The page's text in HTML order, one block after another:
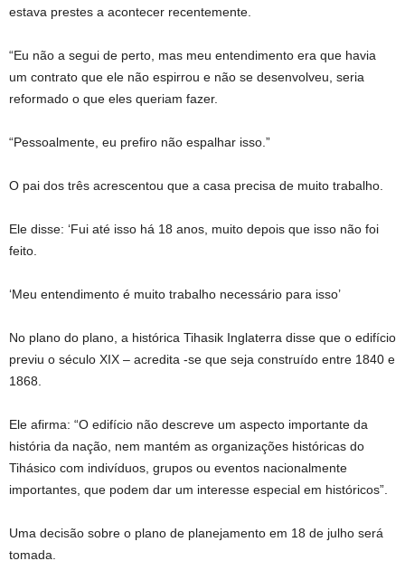
estava prestes a acontecer recentemente.
“Eu não a segui de perto, mas meu entendimento era que havia
um contrato que ele não espirrou e não se desenvolveu, seria
reformado o que eles queriam fazer.
“Pessoalmente, eu prefiro não espalhar isso.”
O pai dos três acrescentou que a casa precisa de muito trabalho.
Ele disse: ‘Fui até isso há 18 anos, muito depois que isso não foi
feito.
‘Meu entendimento é muito trabalho necessário para isso’
No plano do plano, a histórica Tihasik Inglaterra disse que o edifício
previu o século XIX – acredita -se que seja construído entre 1840 e
1868.
Ele afirma: “O edifício não descreve um aspecto importante da
história da nação, nem mantém as organizações históricas do
Tihásico com indivíduos, grupos ou eventos nacionalmente
importantes, que podem dar um interesse especial em históricos”.
Uma decisão sobre o plano de planejamento em 18 de julho será
tomada.